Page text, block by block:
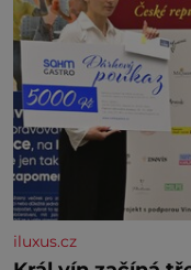
iluxus.cz